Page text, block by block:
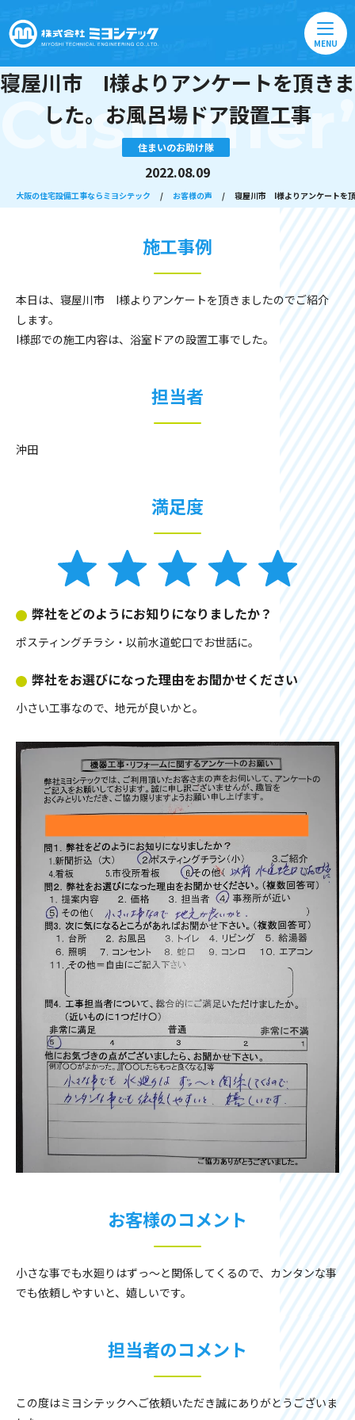
MENU
寝屋川市 I様よりアンケートを頂きま
した。お風呂場ドア設置工事
住まいのお助け隊
2022.08.09
大阪の住宅設備工事ならミヨシテック / お客様の声 / 寝屋川市 I様よりアンケートを
施工事例
本日は、寝屋川市 I様よりアンケートを頂きましたのでご紹介
します。
I様邸での施工内容は、浴室ドアの設置工事でした。
担当者
沖田
満足度
弊社をどのようにお知りになりましたか？
ポスティングチラシ・以前水道蛇口でお世話に。
弊社をお選びになった理由をお聞かせください
小さい工事なので、地元が良いかと。
お客様のコメント
小さな事でも水廻りはずっ～と関係してくるので、カンタンな事
でも依頼しやすいと、嬉しいです。
担当者のコメント
この度はミヨシテックへご依頼いただき誠にありがとうございま